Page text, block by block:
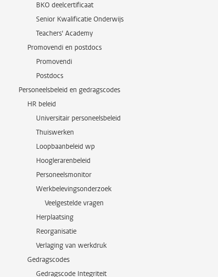
BKO deelcertificaat
Senior Kwalificatie Onderwijs
Teachers' Academy
Promovendi en postdocs
Promovendi
Postdocs
Personeelsbeleid en gedragscodes
HR beleid
Universitair personeelsbeleid
Thuiswerken
Loopbaanbeleid wp
Hooglerarenbeleid
Personeelsmonitor
Werkbelevingsonderzoek
Veelgestelde vragen
Herplaatsing
Reorganisatie
Verlaging van werkdruk
Gedragscodes
Gedragscode Integriteit